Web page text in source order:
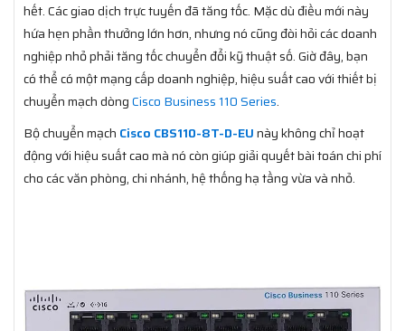
hết. Các giao dịch trực tuyến đã tăng tốc. Mặc dù điều mới này
hứa hẹn phần thưởng lớn hơn, nhưng nó cũng đòi hỏi các doanh
nghiệp nhỏ phải tăng tốc chuyển đổi kỹ thuật số. Giờ đây, bạn
có thể có một mạng cấp doanh nghiệp, hiệu suất cao với thiết bị
chuyển mạch dòngCisco Business 110 Series.
Bộ chuyển mạch Cisco CBS110-8T-D-EUnày không chỉ hoạt
động với hiệu suất cao mà nó còn giúp giải quyết bài toán chi phí
cho các văn phòng, chi nhánh, hệ thống hạ tầng vừa và nhỏ.